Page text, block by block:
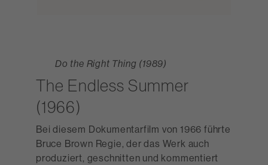
Do the Right Thing (1989)
The Endless Summer
(1966)
Bei diesem Dokumentarfilm von 1966 führte
Bruce Brown Regie, der das Werk auch
produziert, geschnitten und kommentiert